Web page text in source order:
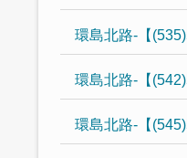
環島北路-【
環島北路-【
環島北路-【